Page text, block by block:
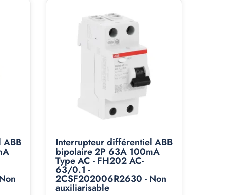
Interrupteur différentiel ABB
bipolaire 2P 63A 100mA
Type AC - FH202 AC-
63/0.1 -
2CSF202006R2630 - Non
auxiliarisable